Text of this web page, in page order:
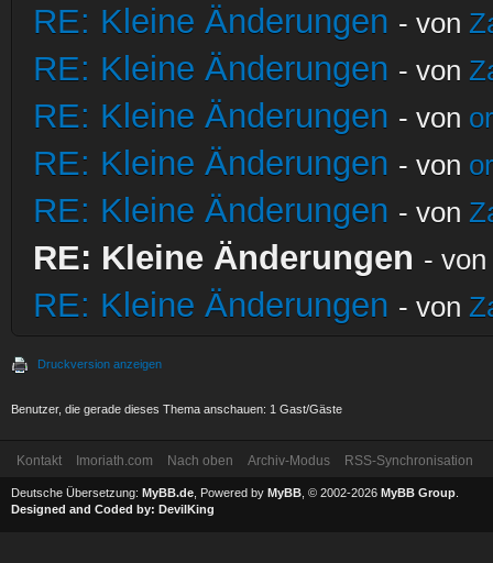
RE: Kleine Änderungen - von
RE: Kleine Änderungen - von
RE: Kleine Änderungen - von
RE: Kleine Änderungen - von
RE: Kleine Änderungen - von
RE: Kleine Änderungen - von
RE: Kleine Änderungen - von
Druckversion anzeigen
Benutzer, die gerade dieses Thema anschauen: 1 Gast/Gäste
Kontakt Imoriath.com Nach oben Archiv-Modus RSS-Synchronisation
Deutsche Übersetzung: MyBB.de , Powered by MyBB , © 2002-2026 MyBB Group
Designed and Coded by: DevilKing